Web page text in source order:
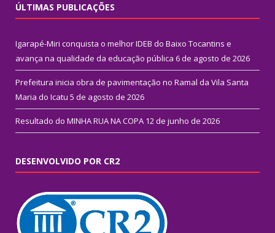
ÚLTIMAS PUBLICAÇÕES
Igarapé-Miri conquista o melhor IDEB do Baixo Tocantins e
avança na qualidade da educação pública 6 de agosto de 2026
Prefeitura inicia obra de pavimentação no Ramal da Vila Santa
Maria do Icatu 5 de agosto de 2026
Resultado do MINHA RUA NA COPA 12 de junho de 2026
DESENVOLVIDO POR CR2